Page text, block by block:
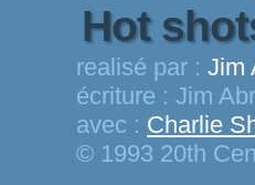
Hot
realisé par : Jim
écriture : Jim
avec : Charlie
© 1993 20th